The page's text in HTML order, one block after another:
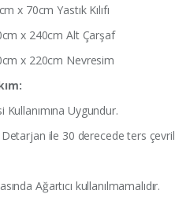
x 70cm Yastık Kılıfı
x 240cm Alt Çarşaf
x 220cm Nevresim
Kullanımına Uygundur.
ile 30 derecede ters
Ağartıcı kullanılmamalıdır.